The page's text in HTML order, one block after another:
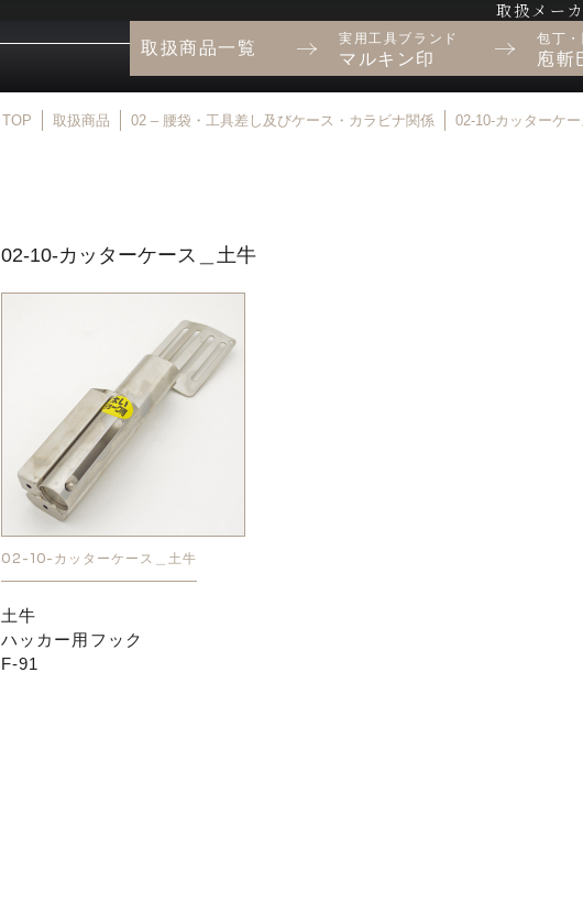
取扱メー
取扱商品一覧 実用工具ブランド
マルキン印
包丁
庖斬
TOP 取扱商品 02 – 腰袋・工具差し及びケース・カラビナ関係 02-10-カッターケー
02-10-カッターケース＿土牛
02-10-カッターケース＿土牛
土牛
ハッカー用フック
F-91